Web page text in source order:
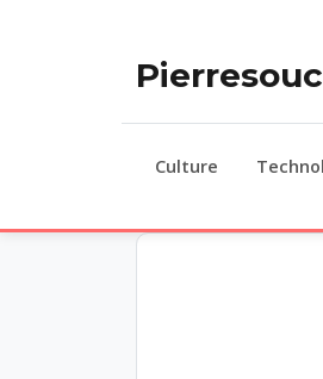
Culture